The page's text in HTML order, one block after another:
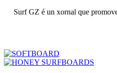
Surf GZ é un xornal que